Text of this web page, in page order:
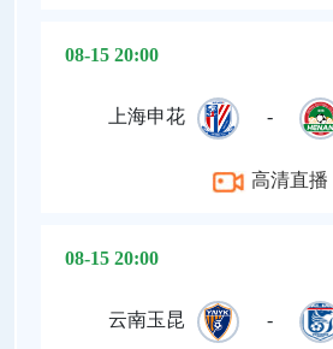
08-15 20:00
上海申花 -
高清直播
08-15 20:00
云南玉昆 -